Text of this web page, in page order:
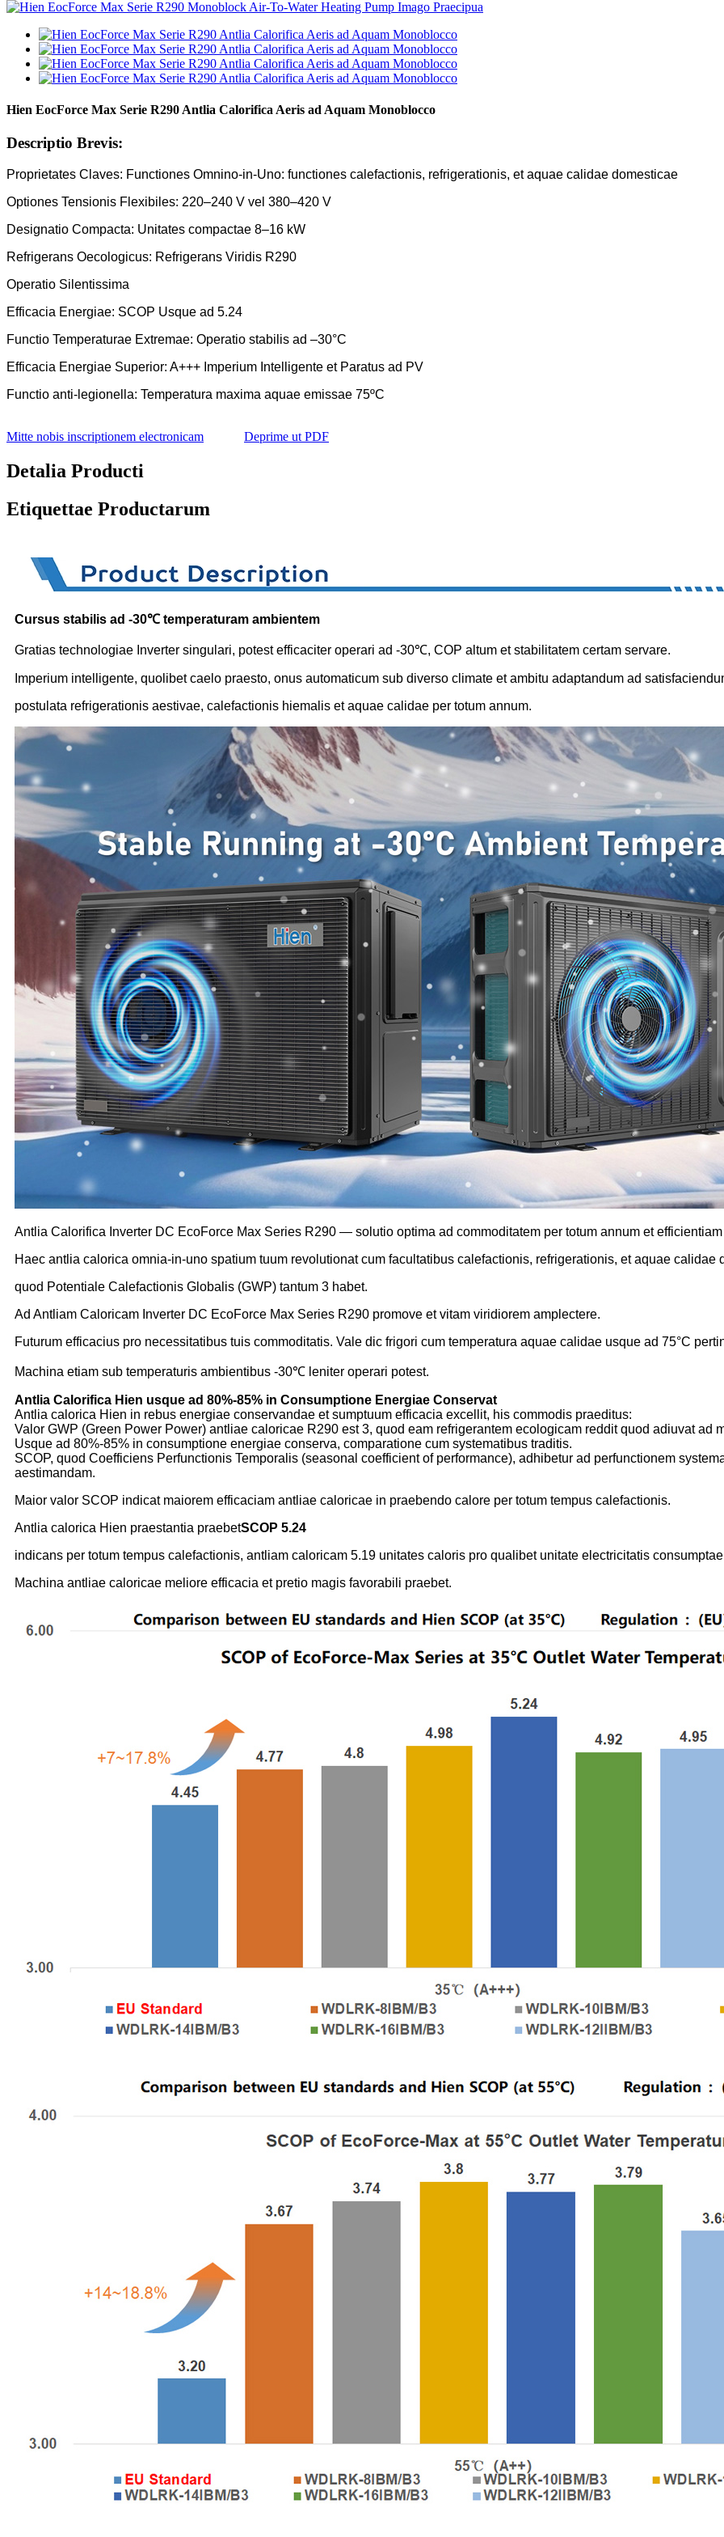
Hien EocForce Max Serie R290 Antlia Calorifica Aeris ad Aquam Monoblocco
Descriptio Brevis:
Proprietates Claves: Functiones Omnino-in-Uno: functiones calefactionis, refrigerationis, et aquae calidae domesticae
Optiones Tensionis Flexibiles: 220–240 V vel 380–420 V
Designatio Compacta: Unitates compactae 8–16 kW
Refrigerans Oecologicus: Refrigerans Viridis R290
Operatio Silentissima
Efficacia Energiae: SCOP Usque ad 5.24
Functio Temperaturae Extremae: Operatio stabilis ad –30°C
Efficacia Energiae Superior: A+++ Imperium Intelligente et Paratus ad PV
Functio anti-legionella: Temperatura maxima aquae emissae 75ºC
Mitte nobis inscriptionem electronicam Deprime ut PDF
Detalia Producti
Etiquettae Productarum
Cursus stabilis ad -30℃ temperaturam ambientem
Gratias technologiae Inverter singulari, potest efficaciter operari ad -30℃, COP altum et stabilitatem certam servare.
Imperium intelligente, quolibet caelo praesto, onus automaticum sub diverso climate et ambitu adaptandum ad
postulata refrigerationis aestivae, calefactionis hiemalis et aquae calidae per totum annum.
Antlia Calorifica Inverter DC EcoForce Max Series R290 — solutio optima ad commoditatem per totum annum et
Haec antlia calorica omnia-in-uno spatium tuum revolutionat cum facultatibus calefactionis, refrigerationis, et aquae
quod Potentiale Calefactionis Globalis (GWP) tantum 3 habet.
Ad Antliam Caloricam Inverter DC EcoForce Max Series R290 promove et vitam viridiorem amplectere.
Futurum efficacius pro necessitatibus tuis commoditatis. Vale dic frigori cum temperatura aquae calidae usque ad 75°C
Machina etiam sub temperaturis ambientibus -30℃ leniter operari potest.
Antlia Calorifica Hien usque ad 80%-85% in Consumptione Energiae Conservat
Antlia calorica Hien in rebus energiae conservandae et sumptuum efficacia excellit, his commodis praeditus:
Valor GWP (Green Power Power) antliae caloricae R290 est 3, quod eam refrigerantem ecologicam reddit quod adiuvat ad
Usque ad 80%-85% in consumptione energiae conserva, comparatione cum systematibus traditis.
SCOP, quod Coefficiens Perfunctionis Temporalis (seasonal coefficient of performance), adhibetur ad perfunctionem
aestimandam.
Maior valor SCOP indicat maiorem efficaciam antliae caloricae in praebendo calore per totum tempus calefactionis.
Antlia calorica Hien praestantia praebetSCOP 5.24
indicans per totum tempus calefactionis, antliam caloricam 5.19 unitates caloris pro qualibet unitate electricitatis
Machina antliae caloricae meliore efficacia et pretio magis favorabili praebet.